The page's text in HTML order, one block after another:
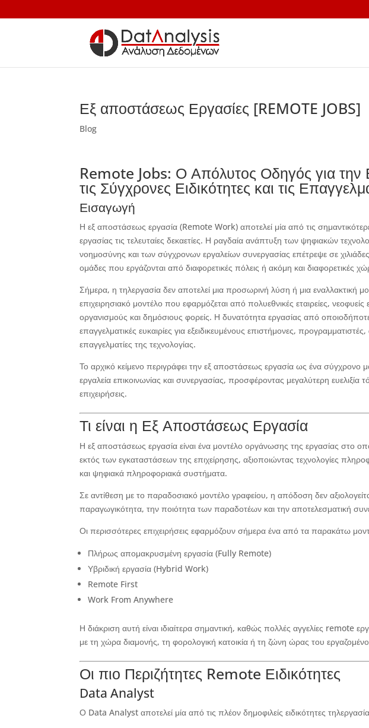
Εξ αποστάσεως Εργασίες [REMOTE JOBS]
Blog
Remote Jobs: Ο Απόλυτος Οδηγός για
τις Σύγχρονες Ειδικότητες και τις
Εισαγωγή
Η εξ αποστάσεως εργασία (Remote Work) αποτελεί μία από τις
εργασίας τις τελευταίες δεκαετίες. Η ραγδαία ανάπτυξη των ψηφιακών
νοημοσύνης και των σύγχρονων εργαλείων συνεργασίας επέτρεψε σε
ομάδες που εργάζονται από διαφορετικές πόλεις ή ακόμη και διαφορετικές
Σήμερα, η τηλεργασία δεν αποτελεί μια προσωρινή λύση ή μια
επιχειρησιακό μοντέλο που εφαρμόζεται από πολυεθνικές εταιρείες,
οργανισμούς και δημόσιους φορείς. Η δυνατότητα εργασίας από
επαγγελματικές ευκαιρίες για εξειδικευμένους επιστήμονες,
επαγγελματίες της τεχνολογίας.
Το αρχικό κείμενο περιγράφει την εξ αποστάσεως εργασία ως ένα σύγχρονο
εργαλεία επικοινωνίας και συνεργασίας, προσφέροντας μεγαλύτερη ευελιξία
επιχειρήσεις.
Τι είναι η Εξ Αποστάσεως Εργασία
Η εξ αποστάσεως εργασία είναι ένα μοντέλο οργάνωσης της εργασίας στο
εκτός των εγκαταστάσεων της επιχείρησης, αξιοποιώντας τεχνολογίες
και ψηφιακά πληροφοριακά συστήματα.
Σε αντίθεση με το παραδοσιακό μοντέλο γραφείου, η απόδοση δεν
παραγωγικότητα, την ποιότητα των παραδοτέων και την αποτελεσματική
Οι περισσότερες επιχειρήσεις εφαρμόζουν σήμερα ένα από τα παρακάτω
Πλήρως απομακρυσμένη εργασία (Fully Remote)
Υβριδική εργασία (Hybrid Work)
Remote First
Work From Anywhere
Η διάκριση αυτή είναι ιδιαίτερα σημαντική, καθώς πολλές αγγελίες remote
με τη χώρα διαμονής, τη φορολογική κατοικία ή τη ζώνη ώρας του
Οι πιο Περιζήτητες Remote Ειδικότητες
Data Analyst
Ο Data Analyst αποτελεί μία από τις πλέον δημοφιλείς ειδικότητες